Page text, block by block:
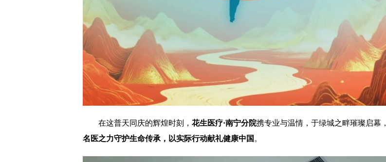
在这普天同庆的辉煌时刻， 花生医疗·南宁分院携专业与温情，于绿城之畔璀璨启幕，
名医之力守护生命传承，以实际行动献礼健康中国 。